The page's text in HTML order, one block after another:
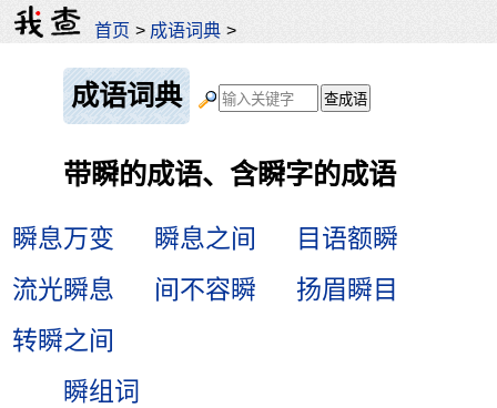
首页 > 成语词典 >
成语词典
带瞬的成语、含瞬字的成语
瞬息万变 瞬息之间
目语额瞬
流光瞬息
间不容瞬
扬眉瞬目
转瞬之间
瞬组词